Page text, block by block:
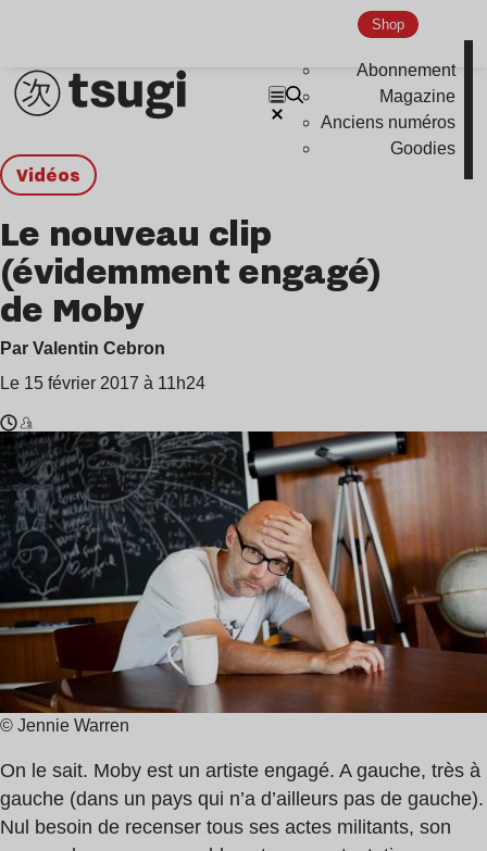
Shop
Abonnement
Magazine
Anciens numéros
Goodies
Vidéos
Le nouveau clip
(évidemment engagé)
de Moby
Par Valentin Cebron
Le 15 février 2017 à 11h24
Temps
de
lecture
:
1
min
Moby
© Jennie Warren
On le sait. Moby est un artiste engagé. A gauche, très à
gauche (dans un pays qui n’a d’ailleurs pas de gauche).
Nul besoin de recenser tous ses actes militants, son